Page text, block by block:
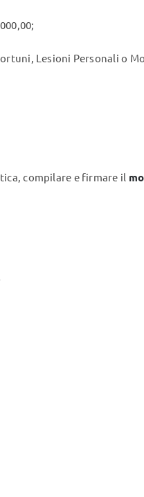
Lesioni Personali o
compilare e firmare il